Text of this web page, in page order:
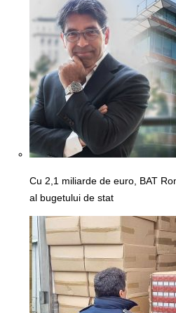
Cu 2,1 miliarde de euro, BAT
al bugetului de stat